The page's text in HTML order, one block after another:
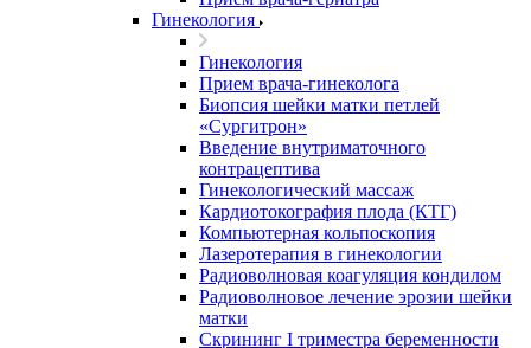
Гинекология
Гинекология
Прием врача-гинеколога
Биопсия шейки матки петлей
«Сургитрон»
Введение внутриматочного
контрацептива
Гинекологический массаж
Кардиотокография плода (КТГ)
Компьютерная кольпоскопия
Лазеротерапия в гинекологии
Радиоволновая коагуляция кондилом
Радиоволновое лечение эрозии шейки
матки
Скрининг I триместра беременности